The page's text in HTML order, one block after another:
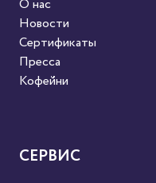
О нас
Новости
Сертификаты
Пресса
Кофейни
СЕРВИС